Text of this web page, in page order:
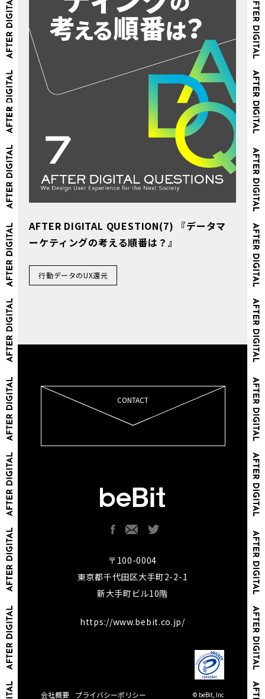
AFTER DIGITAL QUESTION(7) 『データマ
ーケティングの考える順番は？』
行動データのUX還元
CONTACT
〒100-0004
東京都千代田区大手町2-2-1
新大手町ビル10階
https://www.bebit.co.jp/
会社概要 プライバシーポリシー © beBit, Inc